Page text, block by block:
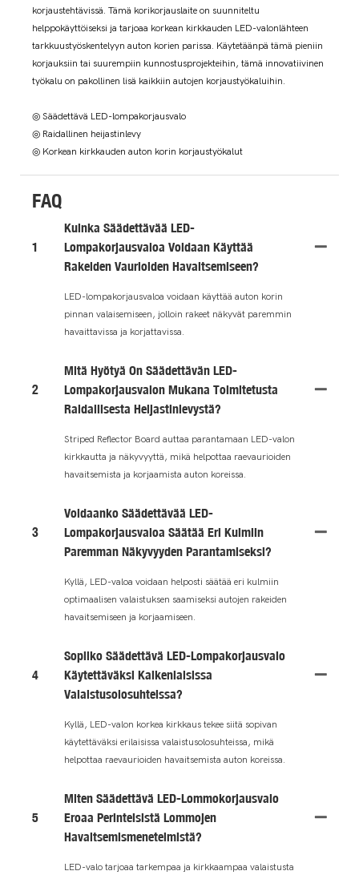
korjaustehtävissä. Tämä korikorjauslaite on suunniteltu
helppokäyttöiseksi ja tarjoaa korkean kirkkauden LED-valonlähteen
tarkkuustyöskentelyyn auton korien parissa. Käytetäänpä tämä pieniin
korjauksiin tai suurempiin kunnostusprojekteihin, tämä innovatiivinen
työkalu on pakollinen lisä kaikkiin autojen korjaustyökaluihin.
◎ Säädettävä LED-lompakorjausvalo
◎ Raidallinen heijastinlevy
◎ Korkean kirkkauden auton korin korjaustyökalut
FAQ
1
Kuinka Säädettävää LED-
Lompakorjausvaloa Voidaan Käyttää
Rakeiden Vaurioiden Havaitsemiseen?
LED-lompakorjausvaloa voidaan käyttää auton korin
pinnan valaisemiseen, jolloin rakeet näkyvät paremmin
havaittavissa ja korjattavissa.
2
Mitä Hyötyä On Säädettävän LED-
Lompakorjausvalon Mukana Toimitetusta
Raidallisesta Heijastinlevystä?
Striped Reflector Board auttaa parantamaan LED-valon
kirkkautta ja näkyvyyttä, mikä helpottaa raevaurioiden
havaitsemista ja korjaamista auton koreissa.
3
Voidaanko Säädettävää LED-
Lompakorjausvaloa Säätää Eri Kulmiin
Paremman Näkyvyyden Parantamiseksi?
Kyllä, LED-valoa voidaan helposti säätää eri kulmiin
optimaalisen valaistuksen saamiseksi autojen rakeiden
havaitsemiseen ja korjaamiseen.
4
Sopiiko Säädettävä LED-Lompakorjausvalo
Käytettäväksi Kaikenlaisissa
Valaistusolosuhteissa?
Kyllä, LED-valon korkea kirkkaus tekee siitä sopivan
käytettäväksi erilaisissa valaistusolosuhteissa, mikä
helpottaa raevaurioiden havaitsemista auton koreissa.
5
Miten Säädettävä LED-Lommokorjausvalo
Eroaa Perinteisistä Lommojen
Havaitsemismenetelmistä?
LED-valo tarjoaa tarkempaa ja kirkkaampaa valaistusta